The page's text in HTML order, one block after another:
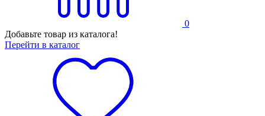
0
Добавьте товар из каталога!
Перейти в каталог